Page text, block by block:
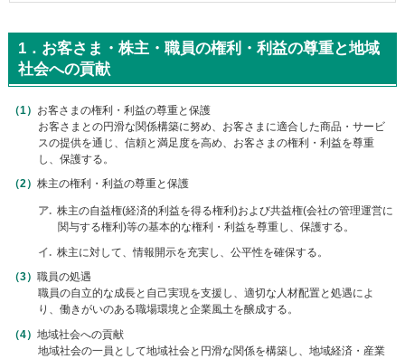
1．お客さま・株主・職員の権利・利益の尊重と地域
社会への貢献
お客さまの権利・利益の尊重と保護
お客さまとの円滑な関係構築に努め、お客さまに適合した商品・サービ
スの提供を通じ、信頼と満足度を高め、お客さまの権利・利益を尊重
し、保護する。
株主の権利・利益の尊重と保護
ア
株主の自益権(経済的利益を得る権利)および共益権(会社の管理運営に
関与する権利)等の基本的な権利・利益を尊重し、保護する。
イ
株主に対して、情報開示を充実し、公平性を確保する。
職員の処遇
職員の自立的な成長と自己実現を支援し、適切な人材配置と処遇によ
り、働きがいのある職場環境と企業風土を醸成する。
地域社会への貢献
地域社会の一員として地域社会と円滑な関係を構築し、地域経済・産業